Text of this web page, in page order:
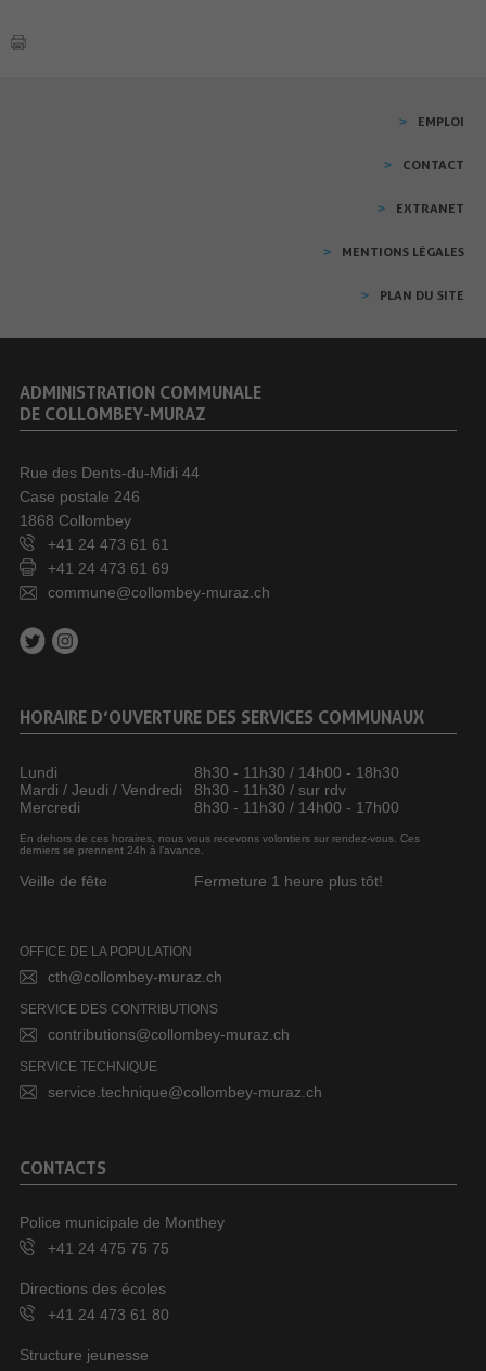
EMPLOI
CONTACT
EXTRANET
MENTIONS LÉGALES
PLAN DU SITE
ADMINISTRATION COMMUNALE
DE COLLOMBEY-MURAZ
Rue des Dents-du-Midi 44
Case postale 246
1868 Collombey
+41 24 473 61 61
+41 24 473 61 69
commune@collombey-muraz.ch
HORAIRE D’OUVERTURE DES SERVICES COMMUNAUX
Lundi
8h30 - 11h30 / 14h00 - 18h30
Mardi / Jeudi / Vendredi
8h30 - 11h30 / sur rdv
Mercredi
8h30 - 11h30 / 14h00 - 17h00
En dehors de ces horaires, nous vous recevons volontiers sur rendez-vous. Ces
derniers se prennent 24h à l’avance.
Veille de fête Fermeture 1 heure plus tôt!
OFFICE DE LA POPULATION
cth@collombey-muraz.ch
SERVICE DES CONTRIBUTIONS
contributions@collombey-muraz.ch
SERVICE TECHNIQUE
service.technique@collombey-muraz.ch
CONTACTS
Police municipale de Monthey
+41 24 475 75 75
Directions des écoles
+41 24 473 61 80
Structure jeunesse